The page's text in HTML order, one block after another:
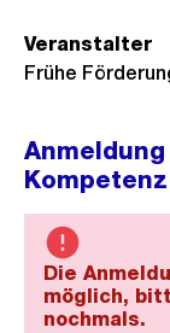
Veranstalter
Frühe
Kompetenz
Die
möglich,
nochmals.